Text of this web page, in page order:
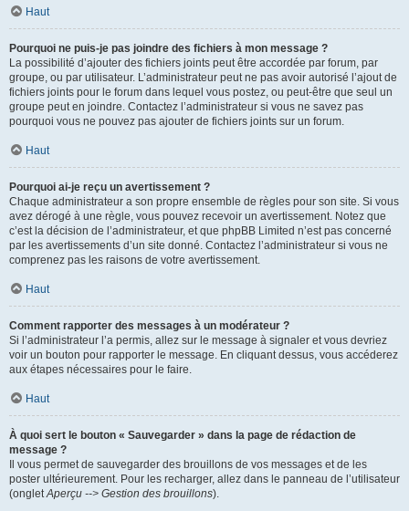
Haut
Pourquoi ne puis-je pas joindre des fichiers à mon message ?
La possibilité d’ajouter des fichiers joints peut être accordée par forum, par
groupe, ou par utilisateur. L’administrateur peut ne pas avoir autorisé l’ajout de
fichiers joints pour le forum dans lequel vous postez, ou peut-être que seul un
groupe peut en joindre. Contactez l’administrateur si vous ne savez pas
pourquoi vous ne pouvez pas ajouter de fichiers joints sur un forum.
Haut
Pourquoi ai-je reçu un avertissement ?
Chaque administrateur a son propre ensemble de règles pour son site. Si vous
avez dérogé à une règle, vous pouvez recevoir un avertissement. Notez que
c’est la décision de l’administrateur, et que phpBB Limited n’est pas concerné
par les avertissements d’un site donné. Contactez l’administrateur si vous ne
comprenez pas les raisons de votre avertissement.
Haut
Comment rapporter des messages à un modérateur ?
Si l’administrateur l’a permis, allez sur le message à signaler et vous devriez
voir un bouton pour rapporter le message. En cliquant dessus, vous accéderez
aux étapes nécessaires pour le faire.
Haut
À quoi sert le bouton « Sauvegarder » dans la page de rédaction de
message ?
Il vous permet de sauvegarder des brouillons de vos messages et de les
poster ultérieurement. Pour les recharger, allez dans le panneau de l’utilisateur
(ongletAperçu --> Gestion des brouillons).